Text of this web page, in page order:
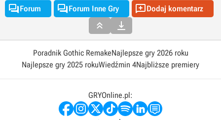
Forum Forum Inne Gry Dodaj komentarz
 
Poradnik Gothic RemakeNajlepsze gry 2026 roku
Najlepsze gry 2025 rokuWiedźmin 4Najbliższe premiery
GRYOnline.pl: